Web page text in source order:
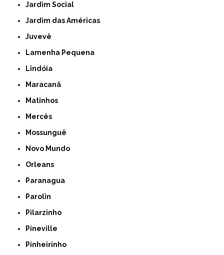
Jardim Social
Jardim das Américas
Juvevê
Lamenha Pequena
Lindóia
Maracanã
Matinhos
Mercês
Mossunguê
Novo Mundo
Orleans
Paranagua
Parolin
Pilarzinho
Pineville
Pinheirinho